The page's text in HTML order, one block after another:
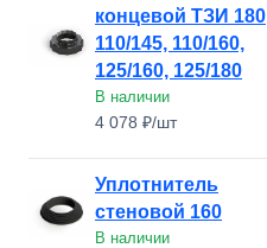
концевой ТЗИ 180
110/145, 110/160,
125/160, 125/180
В наличии
4 078 ₽/шт
Уплотнитель
стеновой 160
В наличии